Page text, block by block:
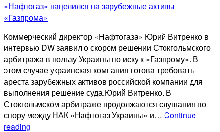
«Нафтогаз» нацелился на зарубежные активы
«Газпрома»
Коммерческий директор «Нафтогаза» Юрий Витренко в
интервью DW заявил о скором решении Стокгольмского
арбитража в пользу Украины по иску к «Газпрому». В
этом случае украинская компания готова требовать
ареста зарубежных активов российской компании для
выполнения решение суда.Юрий Витренко. В
Стокгольмском арбитраже продолжаются слушания по
спору между НАК «Нафтогаз Украины» и… Continue
reading